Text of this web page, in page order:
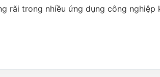
rãi trong nhiều ứng dụng công nghiệp